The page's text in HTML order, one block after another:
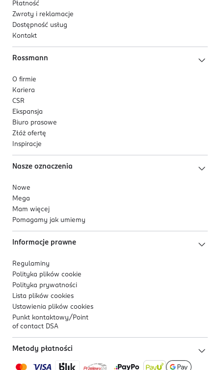
Płatność
Zwroty i reklamacje
Dostępność usług
Kontakt
Rossmann
O firmie
Kariera
CSR
Ekspansja
Biuro prasowe
Złóż ofertę
Inspiracje
Nasze oznaczenia
Nowe
Mega
Mam więcej
Pomagamy jak umiemy
Informacje prawne
Regulaminy
Polityka plików cookie
Polityka prywatności
Lista plików cookies
Ustawienia plików cookies
Punkt kontaktowy/ Point
of contact DSA
Metody płatności